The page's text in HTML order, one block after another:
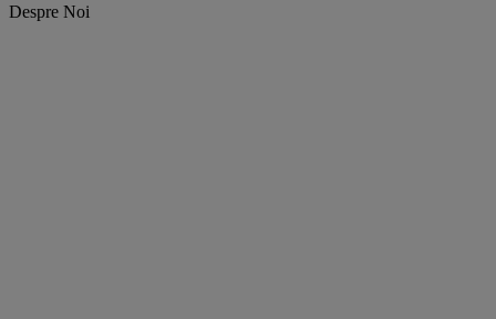
Despre Noi